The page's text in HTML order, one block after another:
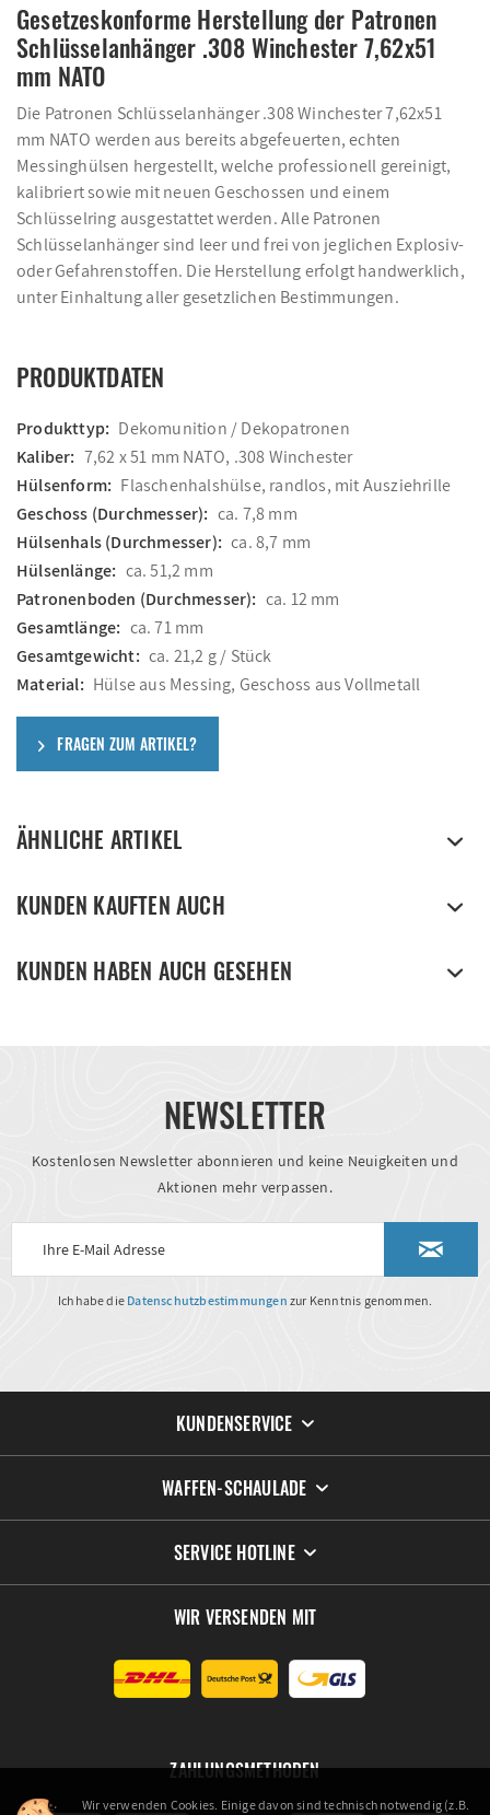
Gesetzeskonforme Herstellung der Patronen
Schlüsselanhänger .308 Winchester 7,62x51
mm NATO
Die Patronen Schlüsselanhänger .308 Winchester 7,62x51
mm NATO werden aus bereits abgefeuerten, echten
Messinghülsen hergestellt, welche professionell gereinigt,
kalibriert sowie mit neuen Geschossen und einem
Schlüsselring ausgestattet werden. Alle Patronen
Schlüsselanhänger sind leer und frei von jeglichen Explosiv-
oder Gefahrenstoffen. Die Herstellung erfolgt handwerklich,
unter Einhaltung aller gesetzlichen Bestimmungen.
PRODUKTDATEN
Produkttyp: Dekomunition / Dekopatronen
Kaliber: 7,62 x 51 mm NATO, .308 Winchester
Hülsenform: Flaschenhalshülse, randlos, mit Ausziehrille
Geschoss (Durchmesser): ca. 7,8 mm
Hülsenhals (Durchmesser): ca. 8,7 mm
Hülsenlänge: ca. 51,2 mm
Patronenboden (Durchmesser): ca. 12 mm
Gesamtlänge: ca. 71 mm
Gesamtgewicht: ca. 21,2 g / Stück
Material: Hülse aus Messing, Geschoss aus Vollmetall
FRAGEN ZUM ARTIKEL?
ÄHNLICHE ARTIKEL
KUNDEN KAUFTEN AUCH
KUNDEN HABEN AUCH GESEHEN
NEWSLETTER
Kostenlosen Newsletter abonnieren und keine Neuigkeiten und
Aktionen mehr verpassen.
Ich habe die Datenschutzbestimmungen zur Kenntnis genommen.
KUNDENSERVICE
WAFFEN-SCHAULADE
SERVICE HOTLINE
WIR VERSENDEN MIT
ZAHLUNGSMETHODEN
Wir verwenden Cookies. Einige davon sind technisch notwendig (z.B.